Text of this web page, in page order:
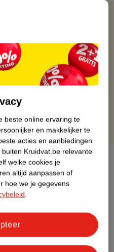
besteld, volgende dag in huis
beste online ervaring te
en makkelijker te
acties en aanbiedingen
Kruidvat.be relevante
welke cookies je
altijd aanpassen of
hoe we je gegevens
.